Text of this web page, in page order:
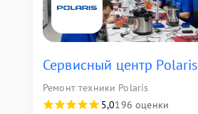
Сервисный центр Polaris
Ремонт техники Polaris
5,0196 оценки